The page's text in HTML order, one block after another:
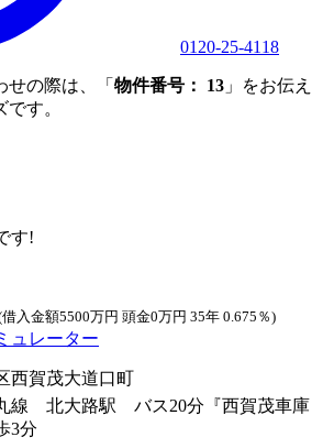
0120-25-4118
の際は、「 物件番号： 13 」をお伝え
す。
す!
借入金額5500万円 頭金0万円 35年 0.675％)
ュレーター
西賀茂大道口町
線 北大路駅 バス20分『西賀茂車庫
3分